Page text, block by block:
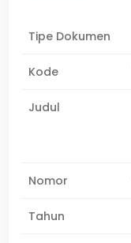
Tipe Dokumen
Kode
Judul
Nomor
Tahun